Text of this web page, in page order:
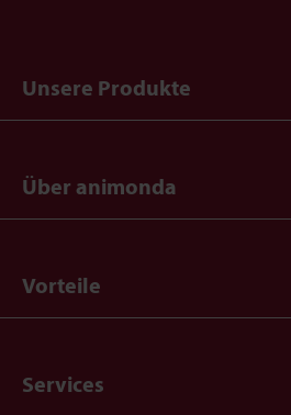
Unsere Produkte
Über animonda
Vorteile
Services